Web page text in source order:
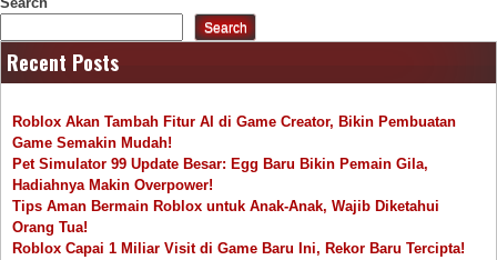
Search
Recent Posts
Roblox Akan Tambah Fitur AI di Game Creator, Bikin Pembuatan
Game Semakin Mudah!
Pet Simulator 99 Update Besar: Egg Baru Bikin Pemain Gila,
Hadiahnya Makin Overpower!
Tips Aman Bermain Roblox untuk Anak-Anak, Wajib Diketahui
Orang Tua!
Roblox Capai 1 Miliar Visit di Game Baru Ini, Rekor Baru Tercipta!